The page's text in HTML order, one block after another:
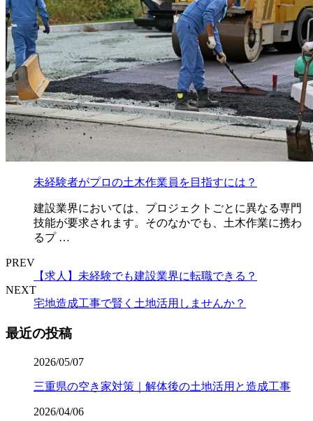
未経験者がプロの土木作業員を目指すには？
建設業界においては、プロジェクトごとに異なる専門
技能が要求されます。そのなかでも、土木作業に携わ
るプ …
PREV
【求人】未経験でも建設業界に転職できる？
NEXT
宅地造成工事で賢く土地活用しませんか？
最近の投稿
2026/05/07
三重県の空き家対策｜解体後の土地活用と造成工事
2026/04/06